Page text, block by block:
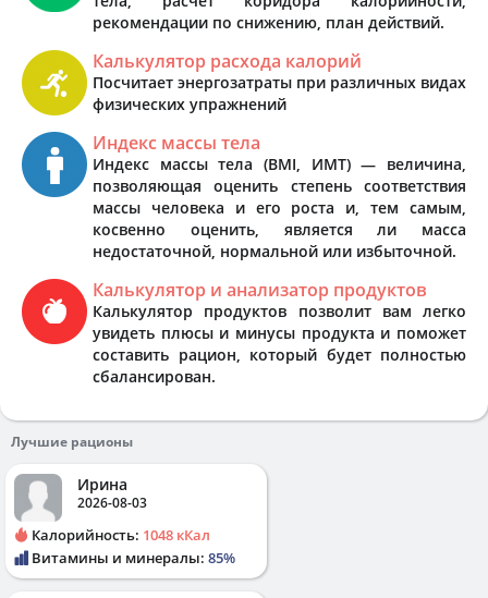
рекомендации по снижению, план действий.
Калькулятор расхода калорий
Посчитает энергозатраты при различных видах
физических упражнений
Индекс массы тела
Индекс массы тела (BMI, ИМТ) — величина,
позволяющая оценить степень соответствия
массы человека и его роста и, тем самым,
косвенно оценить, является ли масса
недостаточной, нормальной или избыточной.
Калькулятор и анализатор продуктов
Калькулятор продуктов позволит вам легко
увидеть плюсы и минусы продукта и поможет
составить рацион, который будет полностью
сбалансирован.
Лучшие рационы
Ирина
2026-08-03
Калорийность: 1048 кКал
Витамины и минералы: 85%